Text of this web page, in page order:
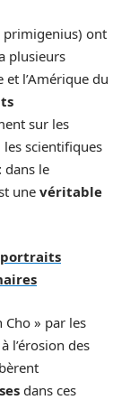
ont
plusieurs
l’Amérique du
sur les
les scientifiques
dans le
une véritable
portraits
» par les
l’érosion des
dans ces